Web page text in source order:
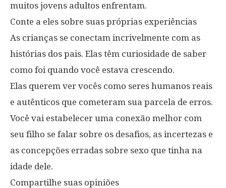
muitos jovens adultos enfrentam.
Conte a eles sobre suas próprias experiências
As crianças se conectam incrivelmente com as
histórias dos pais. Elas têm curiosidade de saber
como foi quando você estava crescendo.
Elas querem ver vocês como seres humanos reais
e autênticos que cometeram sua parcela de erros.
Você vai estabelecer uma conexão melhor com
seu filho se falar sobre os desafios, as incertezas e
as concepções erradas sobre sexo que tinha na
idade dele.
Compartilhe suas opiniões